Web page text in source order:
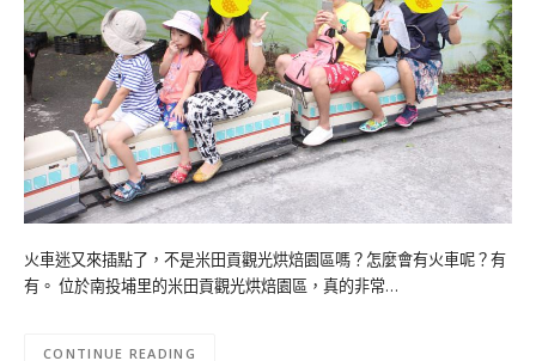
火車迷又來插點了，不是米田貢觀光烘焙園區嗎？怎麼會有火車呢？有
有。 位於南投埔里的米田貢觀光烘焙園區，真的非常…
CONTINUE READING